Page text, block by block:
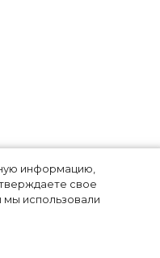
информацию,
свое
мы использовали